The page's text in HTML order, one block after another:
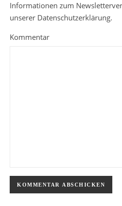
Informationen zum
unserer Datenschutzerklärung.
Kommentar